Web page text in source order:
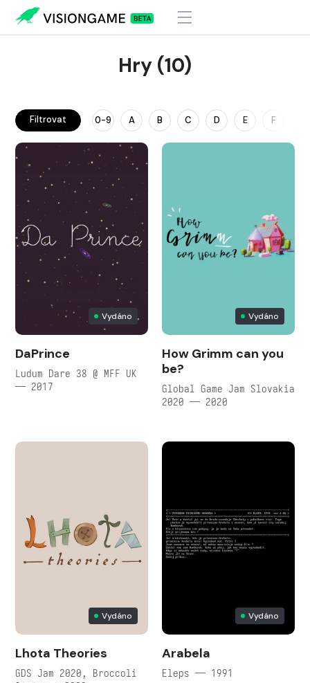
Hry (10)
Filtrovat 0-9 A B C D E F
Vydáno
DaPrince
Ludum Dare 38 @ MFF UK
— 2017
Vydáno
How Grimm can you
be?
Global Game Jam Slovakia
2020 — 2020
Vydáno
Lhota Theories
GDS Jam 2020, Broccoli
Vydáno
Arabela
Eleps — 1991